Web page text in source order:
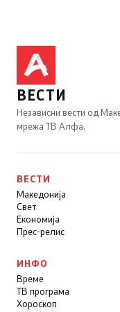
ВЕСТИ
Независни вести од
мрежа ТВ Алфа.
ВЕСТИ
Македонија
Свет
Економија
Прес-релис
ИНФО
Време
ТВ програма
Хороскоп